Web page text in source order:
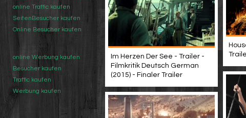
online Traffic kaufen
SeitenBesucher kaufen
Online Besucher kaufen
online Werbung kaufen
Besucher kaufen
Traffic kaufen
Werbung kaufen
Im Herzen Der See - Trailer -
Filmkritik Deutsch German
(2015) - Finaler Trailer